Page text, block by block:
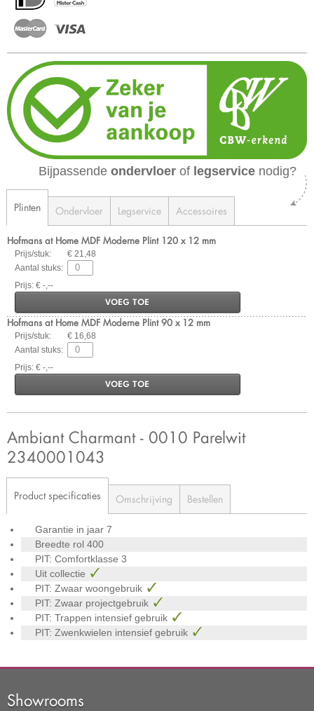
Bijpassende ondervloer of legservice nodig?
Plinten Ondervloer Legservice Accessoires
Hofmans at Home MDF Moderne Plint 120 x 12 mm
Prijs/stuk:
€ 21,48
Aantal stuks:
Prijs: € -,--
VOEG TOE
Hofmans at Home MDF Moderne Plint 90 x 12 mm
Prijs/stuk:
€ 16,68
Aantal stuks:
Prijs: € -,--
VOEG TOE
Ambiant Charmant - 0010 Parelwit
2340001043
Product specificaties Omschrijving Bestellen
Garantie in jaar 7
Breedte rol 400
PIT: Comfortklasse 3
Uit collectie
PIT: Zwaar woongebruik
PIT: Zwaar projectgebruik
PIT: Trappen intensief gebruik
PIT: Zwenkwielen intensief gebruik
Showrooms